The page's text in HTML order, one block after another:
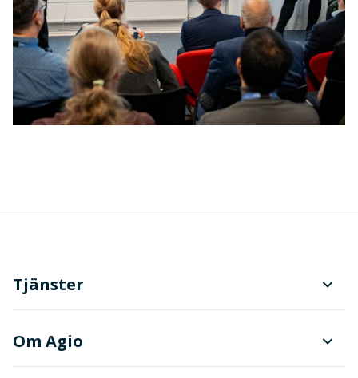
Tjänster
Planering och produktionsstyrning
Om Agio